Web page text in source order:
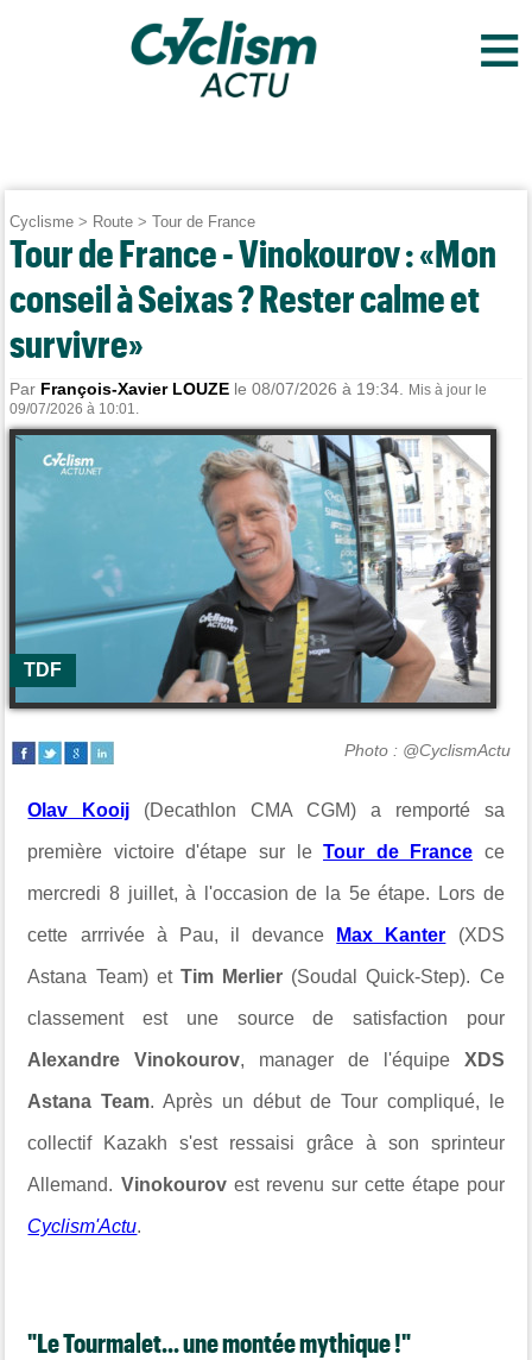
≡
Cyclisme > Route >Tour de France
Tour de France - Vinokourov : «Mon
conseil à Seixas ? Rester calme et
survivre»
Par François-Xavier LOUZE le 08/07/2026 à 19:34.
Mis à jour le
09/07/2026 à 10:01.
TDF
Photo : @CyclismActu
Olav Kooij (Decathlon CMA CGM) a remporté sa
première victoire d'étape sur leTour de France ce
mercredi 8 juillet, à l'occasion de la 5e étape. Lors de
cette arrrivée à Pau, il devance Max Kanter (XDS
Astana Team) et Tim Merlier (Soudal Quick-Step). Ce
classement est une source de satisfaction pour
Alexandre Vinokourov, manager de l'équipe XDS
Astana Team. Après un début de Tour compliqué, le
collectif Kazakh s'est ressaisi grâce à son sprinteur
Allemand. Vinokourov est revenu sur cette étape pour
Cyclism'Actu.
"Le Tourmalet... une montée mythique !"